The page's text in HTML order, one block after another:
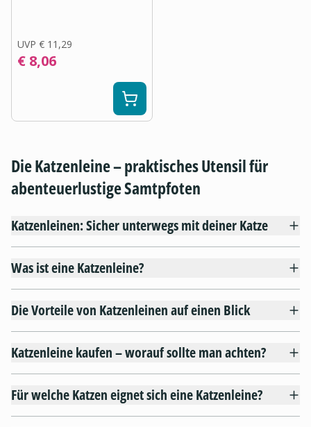
UVP € 11,29
€ 8,06
Die Katzenleine – praktisches Utensil für
abenteuerlustige Samtpfoten
Katzenleinen: Sicher unterwegs mit deiner Katze
Was ist eine Katzenleine?
Die Vorteile von Katzenleinen auf einen Blick
Katzenleine kaufen – worauf sollte man achten?
Für welche Katzen eignet sich eine Katzenleine?